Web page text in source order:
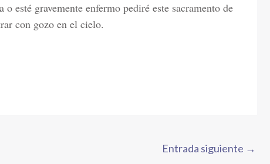
esté gravemente enfermo pediré este sacramento de
con gozo en el cielo.
Entrada siguiente →